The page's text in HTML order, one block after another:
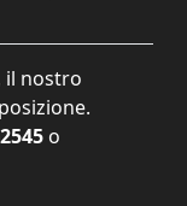
il nostro
o